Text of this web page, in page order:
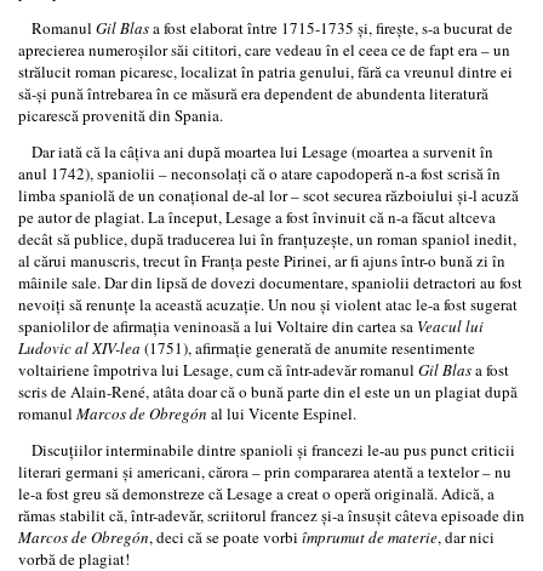
Romanul Gil Blasa fost elaborat între 1715-1735 şi, fireşte, s-a bucurat de
aprecierea numeroşilor săi cititori, care vedeau în el ceea ce de fapt era – un
strălucit roman picaresc, localizat în patria genului, fără ca vreunul dintre ei
să-şi pună întrebarea în ce măsură era dependent de abundenta literatură
picarescă provenită din Spania.
Dar iată că la câţiva ani după moartea lui Lesage (moartea a survenit în
anul 1742), spaniolii – neconsolaţi că o atare capodoperă n-a fost scrisă în
limba spaniolă de un conaţional de-al lor – scot securea războiului şi-l acuză
pe autor de plagiat. La început, Lesage a fost învinuit că n-a făcut altceva
decât să publice, după traducerea lui în franţuzeşte, un roman spaniol inedit,
al cărui manuscris, trecut în Franţa peste Pirinei, ar fi ajuns într-o bună zi în
mâinile sale. Dar din lipsă de dovezi documentare, spaniolii detractori au fost
nevoiţi să renunţe la această acuzaţie. Un nou şi violent atac le-a fost sugerat
spaniolilor de afirmaţia veninoasă a lui Voltaire din cartea sa Veacul lui
Ludovic al XIV-lea (1751), afirmaţie generată de anumite resentimente
voltairiene împotriva lui Lesage, cum că într-adevăr romanul Gil Blasa fost
scris de Alain-René, atâta doar că o bună parte din el este un un plagiat după
romanul Marcos de Obregón al lui Vicente Espinel.
Discuţiilor interminabile dintre spanioli şi francezi le-au pus punct criticii
literari germani şi americani, cărora – prin compararea atentă a textelor – nu
le-a fost greu să demonstreze că Lesage a creat o operă originală. Adică, a
rămas stabilit că, într-adevăr, scriitorul francez şi-a însuşit câteva episoade din
Marcos de Obregón, deci că se poate vorbi împrumut de materie, dar nici
vorbă de plagiat!